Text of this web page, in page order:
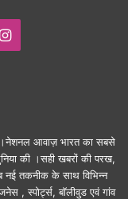
Instagram
आवाज़ भारत का सबसे
की ।सही खबरों की परख,
नई तकनीक के साथ विभिन्न
, स्पोर्ट्स, बॉलीवुड एवं गांव